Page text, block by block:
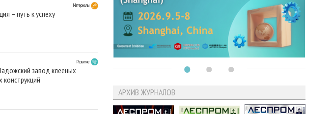
Материалы
– путь к успеху
Развитие
завод клееных
конструкций
АРХИВ ЖУРНАЛОВ